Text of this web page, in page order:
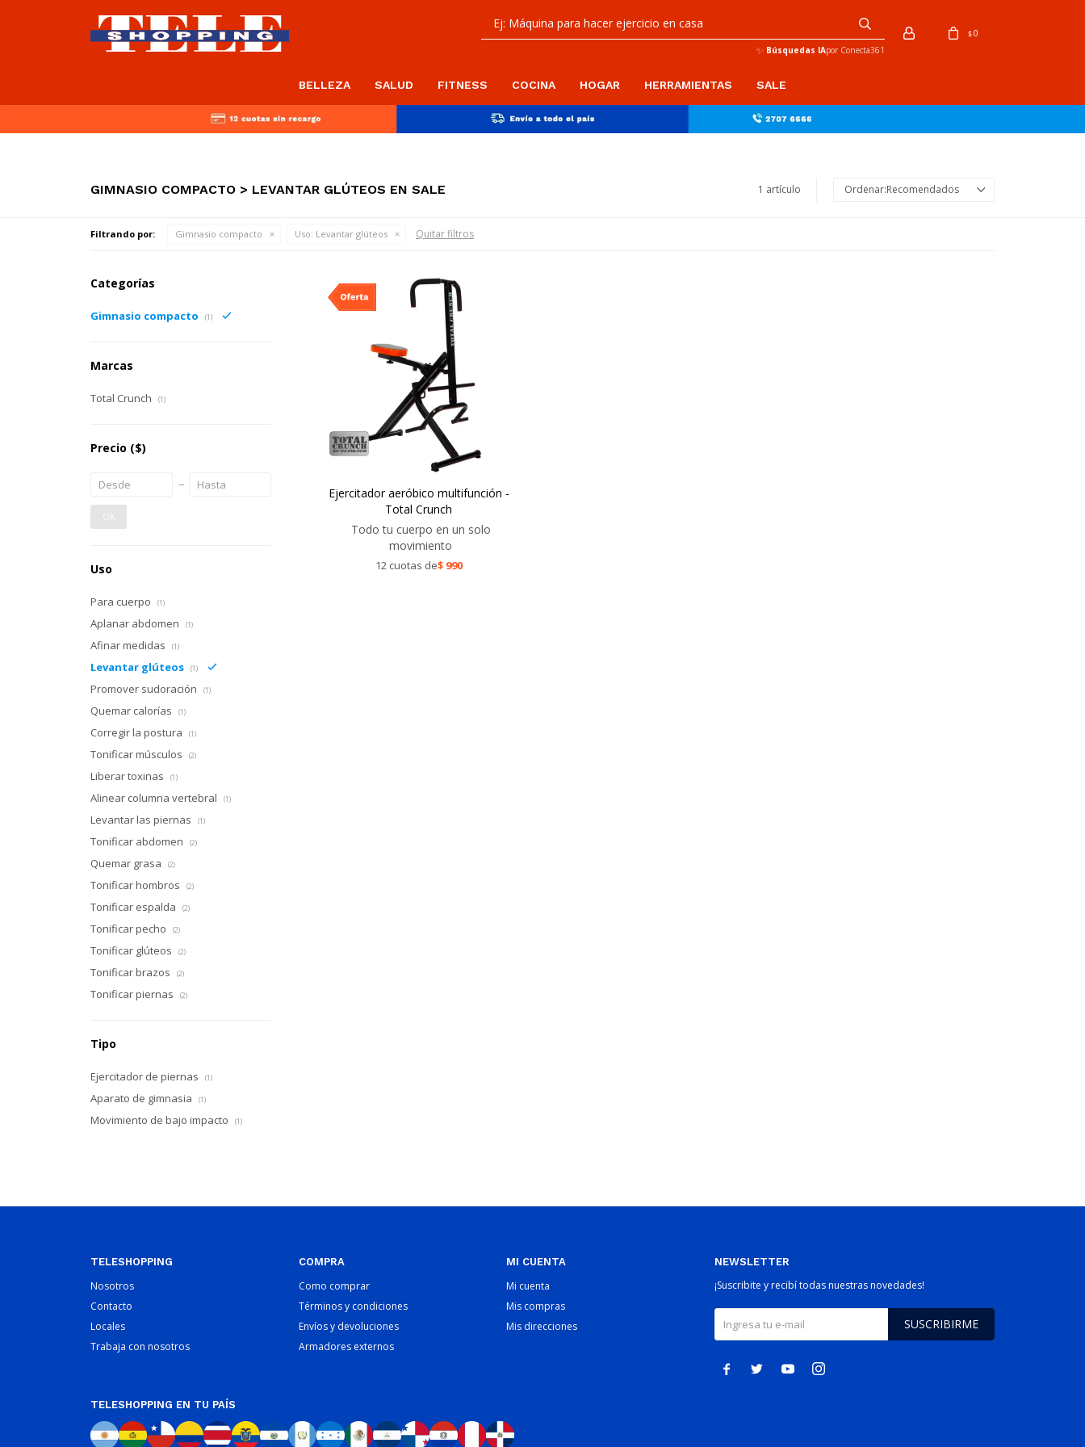
BELLEZA SALUD FITNESS COCINA HOGAR HERRAMIENTAS SALE
✨ Búsquedas IApor Conecta361
$0
GIMNASIO COMPACTO > LEVANTAR GLÚTEOS EN SALE 1 artículo Recomendados
Filtrando por: Gimnasio compacto Uso: Levantar glúteos Quitar filtros
Ejercitador aeróbico multifunción -
Total Crunch
Todo tu cuerpo en un solo
movimiento
12 cuotas de$ 990
Categorías
Gimnasio compacto (1)
Marcas
Total Crunch (1)
Precio ($)
OK
Uso
Para cuerpo (1)
Aplanar abdomen (1)
Afinar medidas (1)
Levantar glúteos (1)
Promover sudoración (1)
Quemar calorías (1)
Corregir la postura (1)
Tonificar músculos (2)
Liberar toxinas (1)
Alinear columna vertebral (1)
Levantar las piernas (1)
Tonificar abdomen (2)
Quemar grasa (2)
Tonificar hombros (2)
Tonificar espalda (2)
Tonificar pecho (2)
Tonificar glúteos (2)
Tonificar brazos (2)
Tonificar piernas (2)
Tipo
Ejercitador de piernas (1)
Aparato de gimnasia (1)
Movimiento de bajo impacto (1)
TELESHOPPING
Nosotros
Contacto
Locales
Trabaja con nosotros
COMPRA
Como comprar
Términos y condiciones
Envíos y devoluciones
Armadores externos
MI CUENTA
Mi cuenta
Mis compras
Mis direcciones
NEWSLETTER
¡Suscribite y recibí todas nuestras novedades!
SUSCRIBIRME
   
TELESHOPPING EN TU PAÍS